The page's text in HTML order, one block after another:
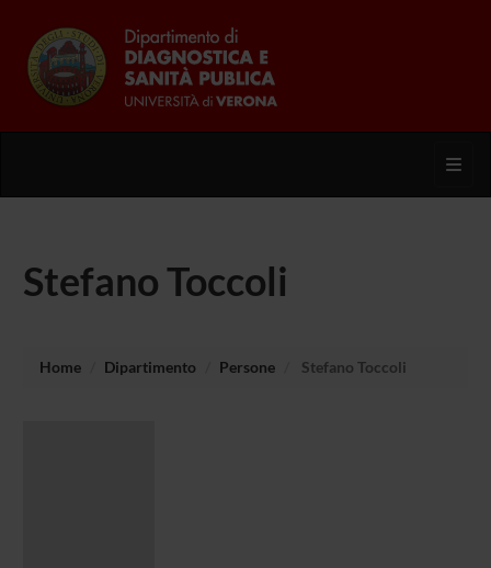
Stefano Toccoli
Home Dipartimento Persone Stefano Toccoli